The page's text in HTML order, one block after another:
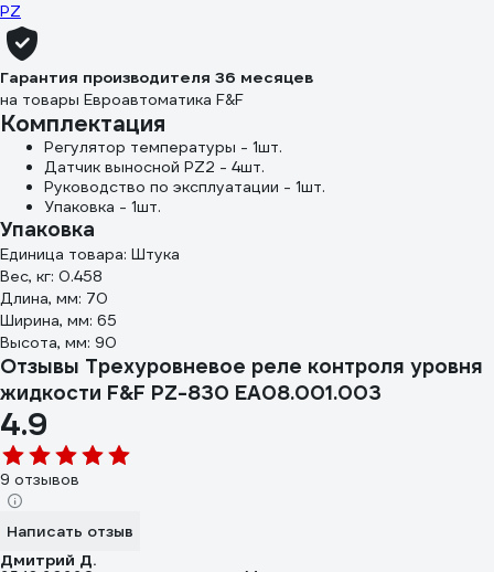
PZ
Гарантия производителя 36 месяцев
на товары Евроавтоматика F&F
Комплектация
Регулятор температуры - 1шт.
Датчик выносной PZ2 - 4шт.
Руководство по эксплуатации - 1шт.
Упаковка - 1шт.
Упаковка
Единица товара: Штука
Вес, кг: 0.458
Длина, мм: 70
Ширина, мм: 65
Высота, мм: 90
Отзывы Трехуровневое реле контроля уровня
жидкости F&F PZ-830 EA08.001.003
4.9
9 отзывов
Написать отзыв
Дмитрий Д.